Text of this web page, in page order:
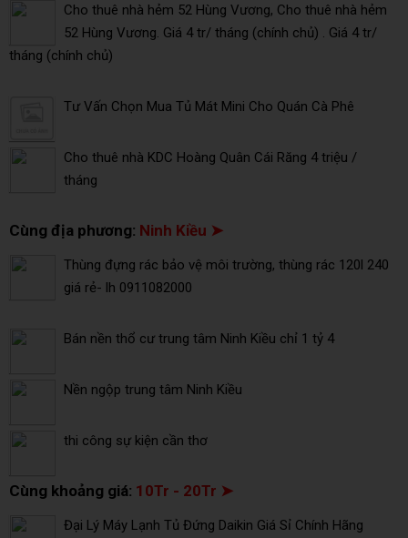
Cho thuê nhà hẻm 52 Hùng Vương, Cho thuê nhà hẻm
52 Hùng Vương. Giá 4 tr/ tháng (chính chủ) . Giá 4 tr/
tháng (chính chủ)
Tư Vấn Chọn Mua Tủ Mát Mini Cho Quán Cà Phê
Cho thuê nhà KDC Hoàng Quân Cái Răng 4 triệu /
tháng
Cùng địa phương: Ninh Kiều ➤
Thùng đựng rác bảo vệ môi trường, thùng rác 120l 240
giá rẻ- lh 0911082000
Bán nền thổ cư trung tâm Ninh Kiều chỉ 1 tỷ 4
Nền ngộp trung tâm Ninh Kiều
thi công sự kiện cần thơ
Cùng khoảng giá: 10Tr - 20Tr ➤
Đại Lý Máy Lạnh Tủ Đứng Daikin Giá Sỉ Chính Hãng